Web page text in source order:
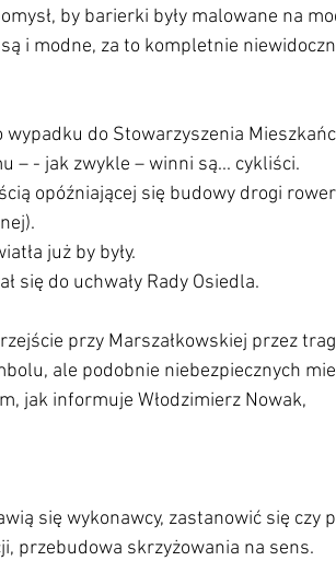
by barierki były malowane na
i modne, za to kompletnie
do Stowarzyszenia
– - jak zwykle – winni są... cykliści.
opóźniającej się budowy drogi
już by były.
się do uchwały Rady Osiedla.
przy Marszałkowskiej przez
ale podobnie niebezpiecznych
jak informuje Włodzimierz Nowak,
się wykonawcy, zastanowić się czy
przebudowa skrzyżowania na sens.